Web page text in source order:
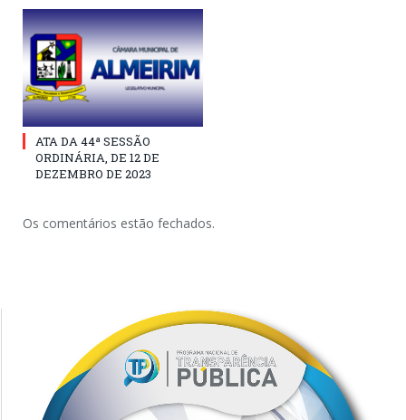
ATA DA 44ª SESSÃO
ORDINÁRIA, DE 12 DE
DEZEMBRO DE 2023
Os comentários estão fechados.